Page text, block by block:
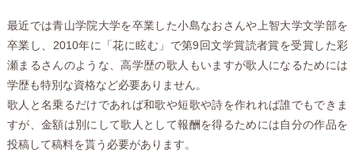
最近では青山学院大学を卒業した小島なおさんや上智大学文学部を
卒業し、2010年に「花に眩む」で第9回文学賞読者賞を受賞した彩
瀬まるさんのような、高学歴の歌人もいますが歌人になるためには
学歴も特別な資格など必要ありません。
歌人と名乗るだけであれば和歌や短歌や詩を作れれば誰でもできま
すが、金額は別にして歌人として報酬を得るためには自分の作品を
投稿して稿料を貰う必要があります。